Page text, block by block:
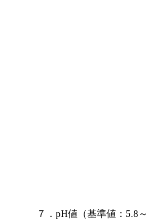
７．pH値（基準値：5.8～